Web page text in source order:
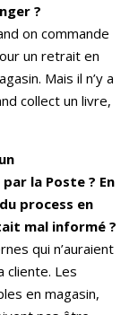
?
on commande
un retrait en
Mais il n’y a
collect un livre,
la Poste ? En
process en
mal informé ?
qui n’auraient
cliente. Les
en magasin,